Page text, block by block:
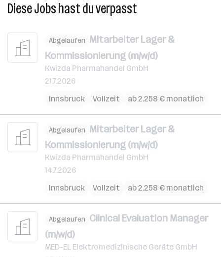
Diese Jobs hast du verpasst
Abgelaufen Mitarbeiter Lager &
Kommissionierung (m/w/d)
Kwizda Pharmahandel GmbH
21.7.2026
Innsbruck
Vollzeit ab 2.258 € monatlich
Abgelaufen Mitarbeiter Lager &
Kommissionierung (m/w/d)
Kwizda Pharmahandel GmbH
14.7.2026
Innsbruck
Vollzeit ab 2.258 € monatlich
Abgelaufen Clinical Evaluation Manager
(m/w/d)
MED-EL Elektromedizinische Geräte GmbH